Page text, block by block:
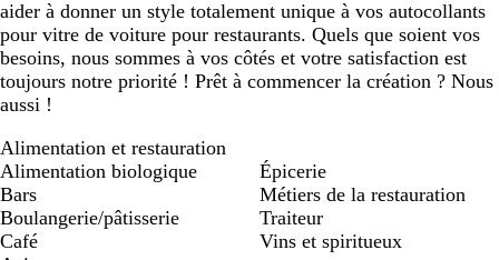
aider à donner un style totalement unique à vos autocollants
pour vitre de voiture pour restaurants. Quels que soient vos
besoins, nous sommes à vos côtés et votre satisfaction est
toujours notre priorité ! Prêt à commencer la création ? Nous
aussi !
Alimentation et restauration
Alimentation biologique
Bars
Boulangerie/pâtisserie
Café
Épicerie
Métiers de la restauration
Traiteur
Vins et spiritueux